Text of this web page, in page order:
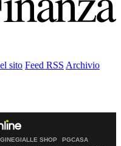
sito Feed RSS Archivio
SHOP
PGCASA